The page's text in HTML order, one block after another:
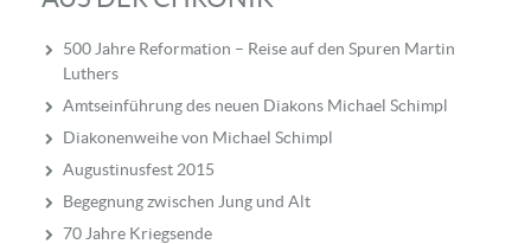
500 Jahre Reformation – Reise auf den Spuren Martin
Luthers
Amtseinführung des neuen Diakons Michael Schimpl
Diakonenweihe von Michael Schimpl
Augustinusfest 2015
Begegnung zwischen Jung und Alt
70 Jahre Kriegsende